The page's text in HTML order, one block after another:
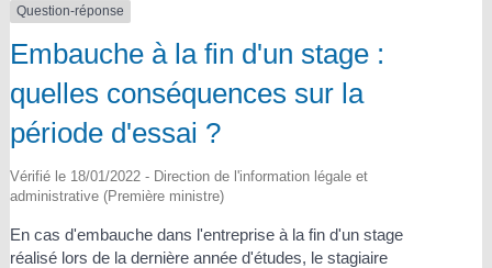
Question-réponse
Embauche à la fin d'un stage :
quelles conséquences sur la
période d'essai ?
Vérifié le 18/01/2022 - Direction de l'information légale et
administrative (Première ministre)
En cas d'embauche dans l'entreprise à la fin d'un stage
réalisé lors de la dernière année d'études, le stagiaire